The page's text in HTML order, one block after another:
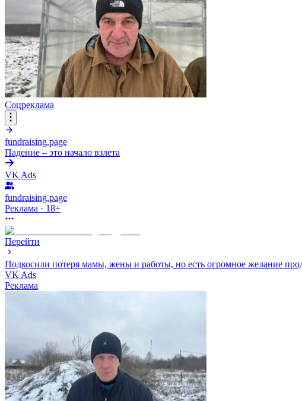
Соцреклама
fundraising.page
Падение – это начало взлета
VK Ads
fundraising.page
Реклама · 18+
Перейти
Подкосили потеря мамы, жены и работы, но есть огромное желание
VK Ads
Реклама